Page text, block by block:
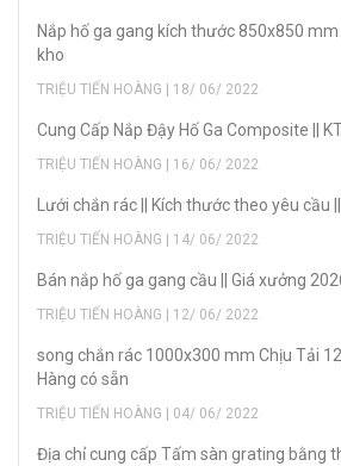
Nắp hố ga gang kích thước 850x850 mm
kho
TRIỆU TIẾN HOÀNG | 18/ 06/ 2022
Cung Cấp Nắp Đậy Hố Ga Composite ||
TRIỆU TIẾN HOÀNG | 16/ 06/ 2022
Lưới chắn rác || Kích thước theo yêu cầu
TRIỆU TIẾN HOÀNG | 14/ 06/ 2022
Bán nắp hố ga gang cầu || Giá xưởng
TRIỆU TIẾN HOÀNG | 12/ 06/ 2022
song chắn rác 1000x300 mm Chịu Tải
Hàng có sẵn
TRIỆU TIẾN HOÀNG | 04/ 06/ 2022
Địa chỉ cung cấp Tấm sàn grating bằng